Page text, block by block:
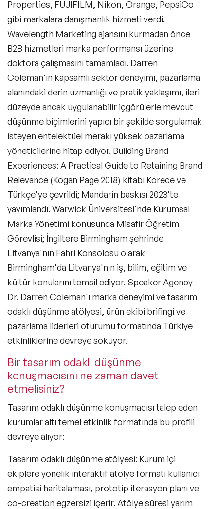
Properties, FUJIFILM, Nikon, Orange, PepsiCo
gibi markalara danışmanlık hizmeti verdi.
Wavelength Marketing ajansını kurmadan önce
B2B hizmetleri marka performansı üzerine
doktora çalışmasını tamamladı. Darren
Coleman'ın kapsamlı sektör deneyimi, pazarlama
alanındaki derin uzmanlığı ve pratik yaklaşımı, ileri
düzeyde ancak uygulanabilir içgörülerle mevcut
düşünme biçimlerini yapıcı bir şekilde sorgulamak
isteyen entelektüel merakı yüksek pazarlama
yöneticilerine hitap ediyor. Building Brand
Experiences: A Practical Guide to Retaining Brand
Relevance (Kogan Page 2018) kitabı Korece ve
Türkçe'ye çevrildi; Mandarin baskısı 2023'te
yayımlandı. Warwick Üniversitesi'nde Kurumsal
Marka Yönetimi konusunda Misafir Öğretim
Görevlisi; İngiltere Birmingham şehrinde
Litvanya'nın Fahri Konsolosu olarak
Birmingham'da Litvanya'nın iş, bilim, eğitim ve
kültür konularını temsil ediyor. Speaker Agency
Dr. Darren Coleman'ı marka deneyimi ve tasarım
odaklı düşünme atölyesi, ürün ekibi brifingi ve
pazarlama liderleri oturumu formatında Türkiye
etkinliklerine devreye sokuyor.
Bir tasarım odaklı düşünme
konuşmacısını ne zaman davet
etmelisiniz?
Tasarım odaklı düşünme konuşmacısı talep eden
kurumlar altı temel etkinlik formatında bu profili
devreye alıyor:
Tasarım odaklı düşünme atölyesi: Kurum içi
ekiplere yönelik interaktif atölye formatı kullanıcı
empatisi haritalaması, prototip iterasyon planı ve
co-creation egzersizi içerir. Atölye süresi yarım
Influencer
Sosyal Medya Projeleri
YouTube Projeleri
Podcast Projeleri
Marka Elçiliği Projeleri
Master Class-Kişisel Dönüşüm
Master Class-Gelecek
Master Class-Liderlik
Master Class-Pazarlama
Master Class-Trendler
Master Class-Yönetim & Strateji
Deneyim Odaklı & Eğlenceli Çözümler
Masters of Ceremony (Program Sunucusu)
Moderatörler
MC & Presenters